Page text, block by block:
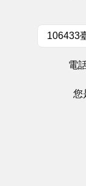
106433
電
您